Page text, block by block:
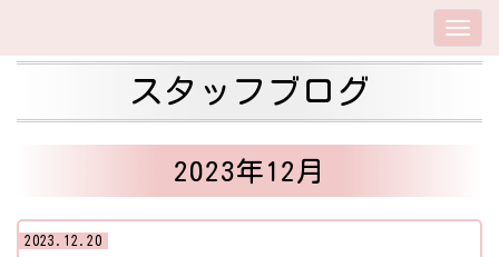
スタッフブログ
2023年12月
2023.12.20